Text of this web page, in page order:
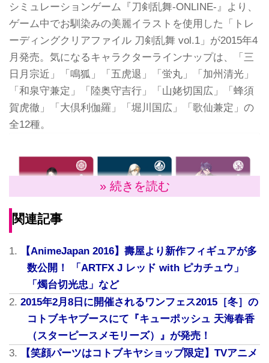
シミュレーションゲーム『刀剣乱舞-ONLINE-』より、
ゲーム中でお馴染みの美麗イラストを使用した「トレ
ーディングクリアファイル 刀剣乱舞 vol.1」が2015年4
月発売。気になるキャラクターラインナップは、「三
日月宗近」「鳴狐」「五虎退」「蛍丸」「加州清光」
「和泉守兼定」「陸奥守吉行」「山姥切国広」「蜂須
賀虎徹」「大倶利伽羅」「堀川国広」「歌仙兼定」の
全12種。
2015年1月のサービス開始より話題沸騰中の刀剣育成
シミュレーションゲーム『刀剣乱舞-ONLINE-』。ゲー
ム中でお馴染みの刀剣男士達の美麗イラストを使用し
» 続きを読む
関連記事
【AnimeJapan 2016】壽屋より新作フィギュアが多
数公開！ 「ARTFX J レッド with ピカチュウ」
「燭台切光忠」など
2015年2月8日に開催されるワンフェス2015［冬］の
コトブキヤブースにて『キューポッシュ 天海春香
（スターピースメモリーズ）』が発売！
【笑顔パーツはコトブキヤショップ限定】TVアニメ